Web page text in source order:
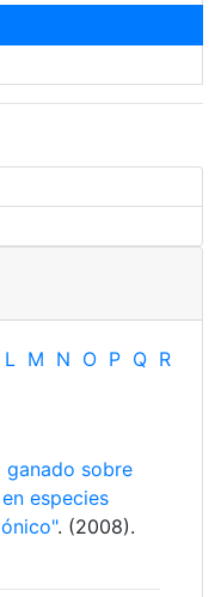
L M N O P Q R
ganado sobre
especies
. (2008).